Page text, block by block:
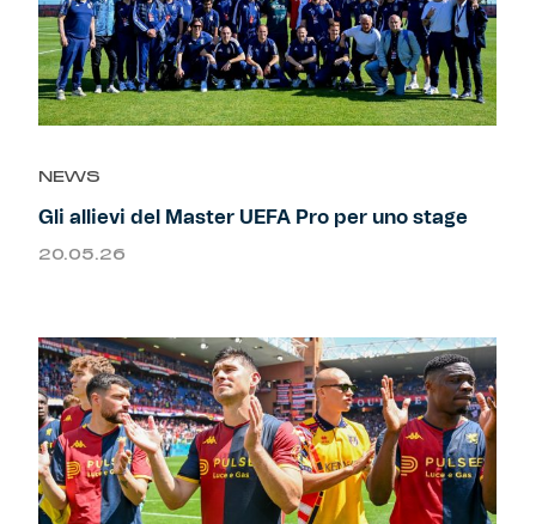
NEWS
Gli allievi del Master UEFA Pro per uno stage
20.05.26